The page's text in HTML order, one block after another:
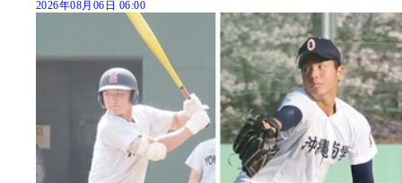
2026年08月06日 06:00